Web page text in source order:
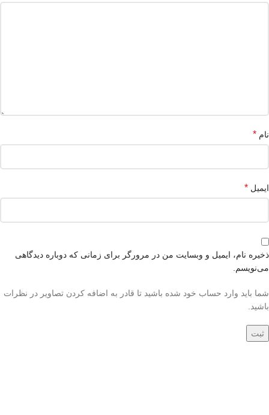
نام *
ایمیل *
ذخیره نام، ایمیل و وبسایت من در مرورگر برای زمانی که دوباره دیدگاهی
می‌نویسم.
شما باید وارد حساب خود شده باشید تا قادر به اضافه کردن تصاویر در نظرات
باشید.